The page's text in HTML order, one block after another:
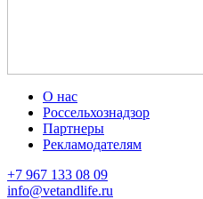
О нас
Россельхознадзор
Партнеры
Рекламодателям
+7 967 133 08 09
info@vetandlife.ru